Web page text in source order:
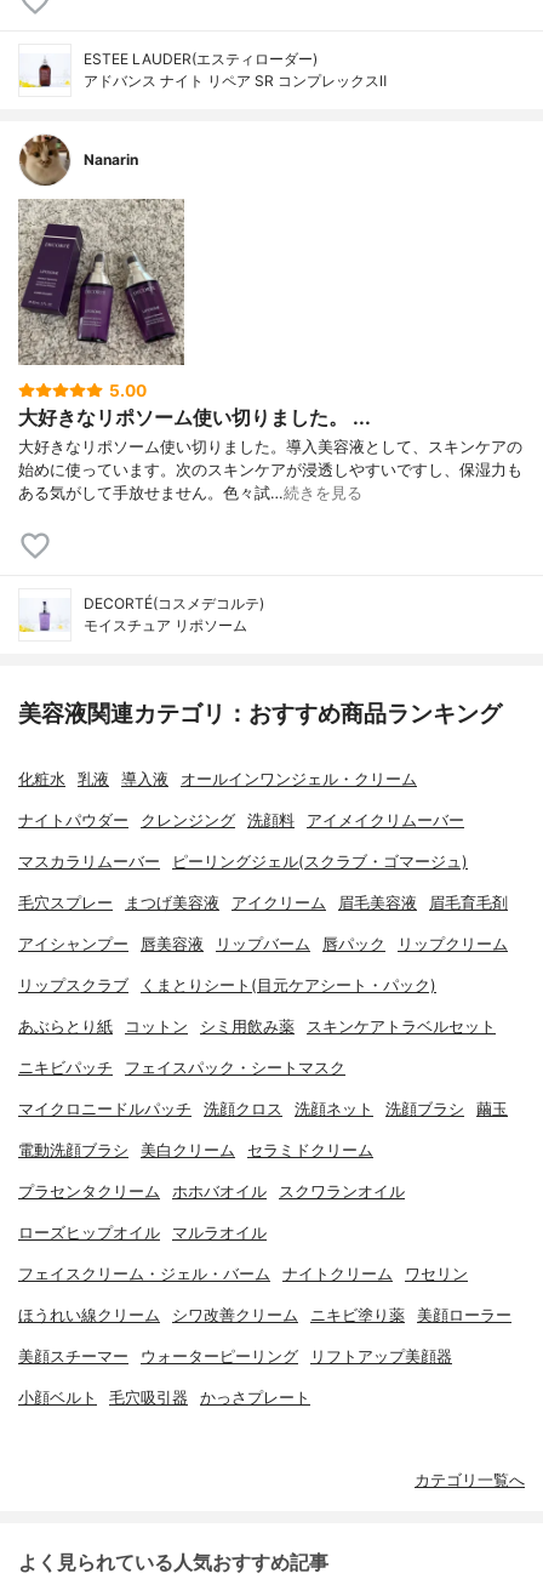
ESTEE LAUDER(エスティローダー)
アドバンス ナイト リペア SR コンプレックスⅡ
Nanarin
5.00
大好きなリポソーム使い切りました。 ...
大好きなリポソーム使い切りました。導入美容液として、スキンケアの
始めに使っています。次のスキンケアが浸透しやすいですし、保湿力も
ある気がして手放せません。色々試…続きを見る
DECORTÉ(コスメデコルテ)
モイスチュア リポソーム
美容液関連カテゴリ：おすすめ商品ランキング
化粧水 乳液 導入液 オールインワンジェル・クリーム
ナイトパウダー クレンジング 洗顔料 アイメイクリムーバー
マスカラリムーバー ピーリングジェル(スクラブ・ゴマージュ)
毛穴スプレー まつげ美容液 アイクリーム 眉毛美容液 眉毛育毛剤
アイシャンプー 唇美容液 リップバーム 唇パック リップクリーム
リップスクラブ くまとりシート(目元ケアシート・パック)
あぶらとり紙 コットン シミ用飲み薬 スキンケアトラベルセット
ニキビパッチ フェイスパック・シートマスク
マイクロニードルパッチ 洗顔クロス 洗顔ネット 洗顔ブラシ 繭玉
電動洗顔ブラシ 美白クリーム セラミドクリーム
プラセンタクリーム ホホバオイル スクワランオイル
ローズヒップオイル マルラオイル
フェイスクリーム・ジェル・バーム ナイトクリーム ワセリン
ほうれい線クリーム シワ改善クリーム ニキビ塗り薬 美顔ローラー
美顔スチーマー ウォーターピーリング リフトアップ美顔器
小顔ベルト 毛穴吸引器 かっさプレート
カテゴリ一覧へ
よく見られている人気おすすめ記事